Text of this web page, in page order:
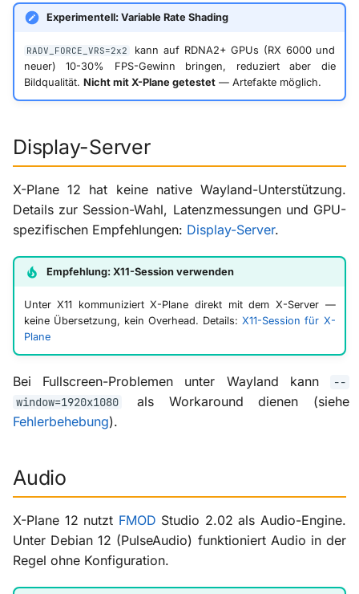
Experimentell: Variable Rate Shading
RADV_FORCE_VRS=2x2
kann auf RDNA2+ GPUs (RX 6000 und
neuer) 10-30% FPS-Gewinn bringen, reduziert aber die
Bildqualität. Nicht mit X-Plane getestet— Artefakte möglich.
Display-Server
X-Plane 12 hat keine native Wayland-Unterstützung.
Details zur Session-Wahl, Latenzmessungen und GPU-
spezifischen Empfehlungen: Display-Server.
Empfehlung: X11-Session verwenden
Unter X11 kommuniziert X-Plane direkt mit dem X-Server —
keine Übersetzung, kein Overhead. Details:X11-Session für X-
Plane
Bei Fullscreen-Problemen unter Wayland kann
--
window=1920x1080
als Workaround dienen (siehe
Fehlerbehebung).
Audio
X-Plane 12 nutzt FMOD Studio 2.02 als Audio-Engine.
Unter Debian 12 (PulseAudio) funktioniert Audio in der
Regel ohne Konfiguration.